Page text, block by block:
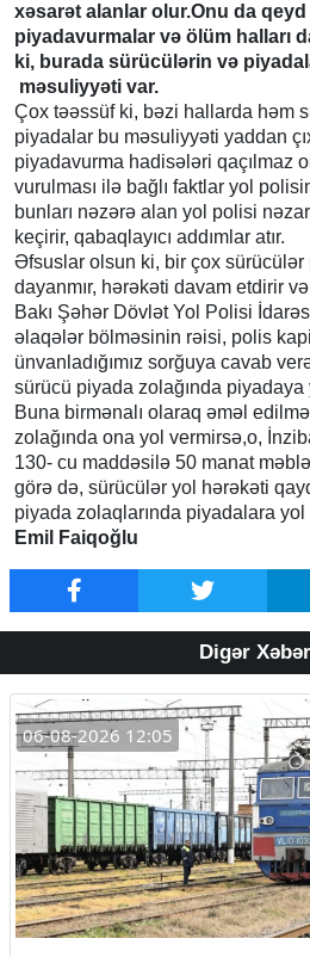
xəsarət alanlar olur.Onu da
piyadavurmalar və ölüm halları
ki, burada sürücülərin və
məsuliyyəti var.
Çox təəssüf ki, bəzi hallarda həm
piyadalar bu məsuliyyəti yaddan
piyadavurma hadisələri qaçılmaz
vurulması ilə bağlı faktlar yol
bunları nəzərə alan yol polisi
keçirir, qabaqlayıcı addımlar atır.
Əfsuslar olsun ki, bir çox sürücülər
dayanmır, hərəkəti davam etdirir
Bakı Şəhər Dövlət Yol Polisi
əlaqələr bölməsinin rəisi, polis
ünvanladığımız sorğuya cavab
sürücü piyada zolağında piyadaya
Buna birmənalı olaraq əməl
zolağında ona yol vermirsə,o,
130- cu maddəsilə 50 manat
görə də, sürücülər yol hərəkəti
piyada zolaqlarında piyadalara
Emil Faiqoğlu
Digər
06-08-2026 12:05